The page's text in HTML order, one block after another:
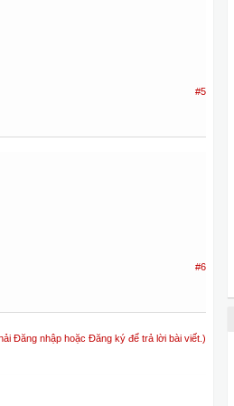
#5
#6
Đăng nhập hoặc Đăng ký để trả lời bài viết.)